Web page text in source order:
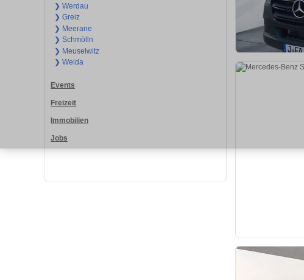
❯ Werdau
❯ Greiz
❯ Meerane
❯ Schmölln
❯ Meuselwitz
❯ Weida
Events
Freizeit
Immobilien
Jobs